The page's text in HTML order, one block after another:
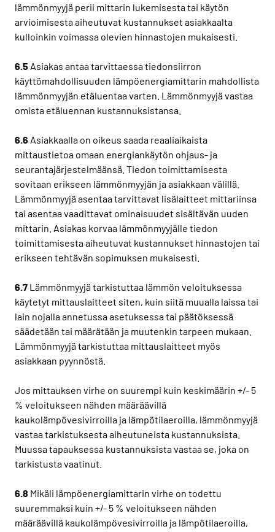
lämmönmyyjä perii mittarin lukemisesta tai käytön
arvioimisesta aiheutuvat kustannukset asiakkaalta
kulloinkin voimassa olevien hinnastojen mukaisesti.
6.5 Asiakas antaa tarvittaessa tiedonsiirron
käyttömahdollisuuden lämpöenergiamittarin mahdollista
lämmönmyyjän etäluentaa varten. Lämmönmyyjä vastaa
omista etäluennan kustannuksistansa.
6.6 Asiakkaalla on oikeus saada reaaliaikaista
mittaustietoa omaan energiankäytön ohjaus- ja
seurantajärjestelmäänsä. Tiedon toimittamisesta
sovitaan erikseen lämmönmyyjän ja asiakkaan välillä.
Lämmönmyyjä asentaa tarvittavat lisälaitteet mittariinsa
tai asentaa vaadittavat ominaisuudet sisältävän uuden
mittarin. Asiakas korvaa lämmönmyyjälle tiedon
toimittamisesta aiheutuvat kustannukset hinnastojen tai
erikseen tehtävän sopimuksen mukaisesti.
6.7 Lämmönmyyjä tarkistuttaa lämmön veloituksessa
käytetyt mittauslaitteet siten, kuin siitä muualla laissa tai
lain nojalla annetussa asetuksessa tai päätöksessä
säädetään tai määrätään ja muutenkin tarpeen mukaan.
Lämmönmyyjä tarkistuttaa mittauslaitteet myös
asiakkaan pyynnöstä.
Jos mittauksen virhe on suurempi kuin keskimäärin +/- 5
% veloitukseen nähden määräävillä
kaukolämpövesivirroilla ja lämpötilaeroilla, lämmönmyyjä
vastaa tarkistuksesta aiheutuneista kustannuksista.
Muussa tapauksessa kustannuksista vastaa se, joka on
tarkistusta vaatinut.
6.8 Mikäli lämpöenergiamittarin virhe on todettu
suuremmaksi kuin +/- 5 % veloitukseen nähden
määräävillä kaukolämpövesivirroilla ja lämpötilaeroilla,